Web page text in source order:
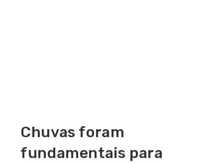
Chuvas foram
fundamentais para